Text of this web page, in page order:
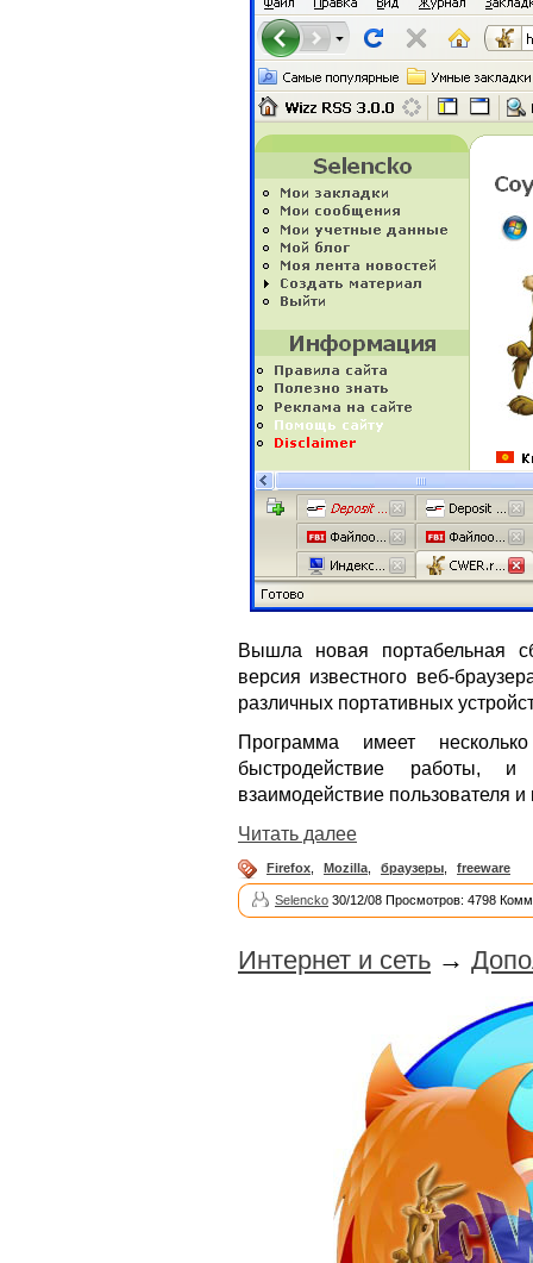
Вышла новая портабельная
версия известного веб-
различных портативных
Программа имеет
быстродействие работы, и
взаимодействие пользователя
Читать далее
Firefox Mozilla браузеры freeware
Selencko 30/12/08 Просмотров: 4798
Интернет и сеть →